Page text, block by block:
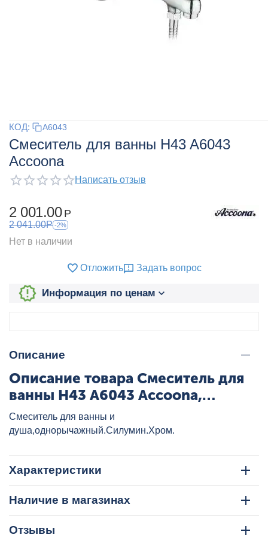
КОД: A6043
Смеситель для ванны H43 A6043
Accoona
Написать отзыв
2 001.00 Р
2 041.00Р -2%
Нет в наличии
Отложить Задать вопрос
Информация по ценам
Описание
Описание товара Смеситель для
ванны H43 A6043 Accoona,
артикул: A6043
Cмеситель для ванны и
душа,однорычажный.Силумин.Хром.
Характеристики
Наличие в магазинах
Отзывы